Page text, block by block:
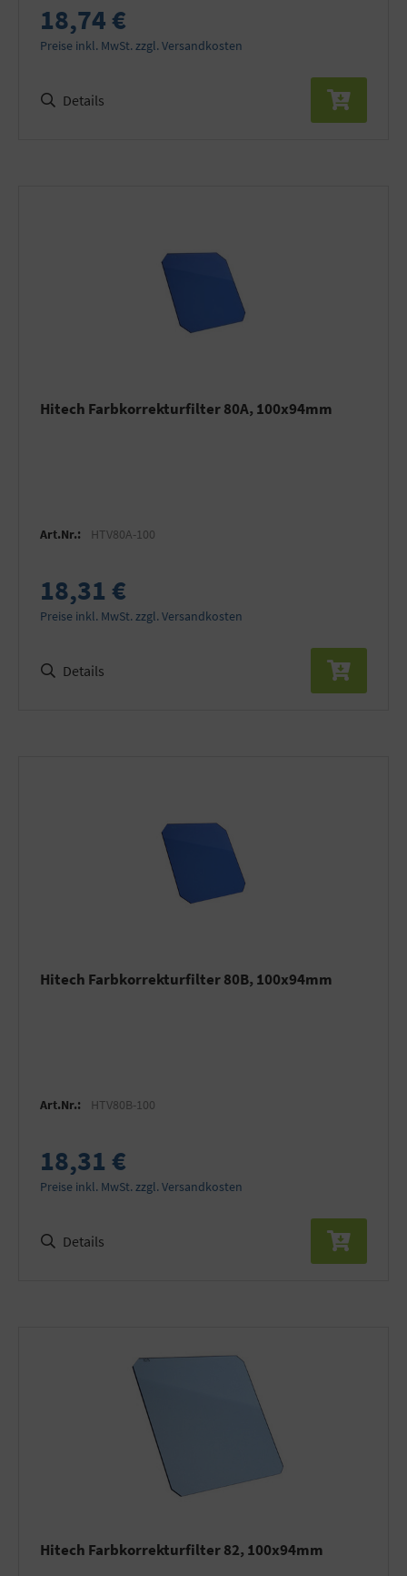
18,74 €
Preise inkl. MwSt. zzgl. Versandkosten
Details
Hitech Farbkorrekturfilter 80A, 100x94mm
Art.Nr.: HTV80A-100
18,31 €
Preise inkl. MwSt. zzgl. Versandkosten
Details
Hitech Farbkorrekturfilter 80B, 100x94mm
Art.Nr.: HTV80B-100
18,31 €
Preise inkl. MwSt. zzgl. Versandkosten
Details
Hitech Farbkorrekturfilter 82, 100x94mm